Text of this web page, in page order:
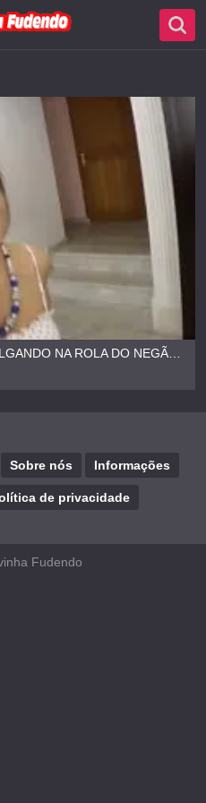
NOVINHA BRANQUINHA CAVALGANDO NA ROLA DO NEGÃO DOTADO
Sobre nós Informações
de privacidade
Fudendo